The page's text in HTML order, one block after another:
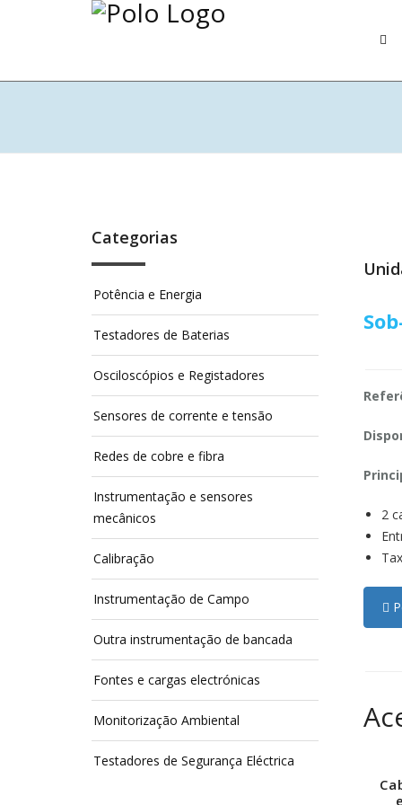
2
Categorias
Potência e Energia
Testadores de Baterias
Osciloscópios e Registadores
Sensores de corrente e tensão
Redes de cobre e fibra
Instrumentação e sensores
mecânicos
Calibração
Instrumentação de Campo
Outra instrumentação de bancada
Fontes e cargas electrónicas
Monitorização Ambiental
Testadores de Segurança Eléctrica